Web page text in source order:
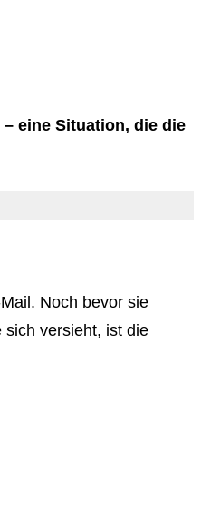
eine Situation, die die
Noch bevor sie
sich versieht, ist die